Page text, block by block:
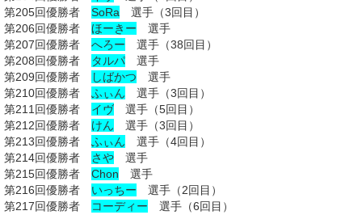
第205回優勝者 SoRa 選手（3回目）
第206回優勝者 ほーきー 選手
第207回優勝者 へろー 選手（38回目）
第208回優勝者
タルパ 選手
第209回優勝者
しばかつ 選手
第210回優勝者 ふぃん 選手（3回目）
第211回優勝者 イヴ 選手（5回目）
第212回優勝者 けん 選手 （3回目）
第213回優勝者 ふぃん 選手（4回目）
第214回優勝者 さや 選手
第215回優勝者 Chon 選手
第216回優勝者 いっちー 選手（2回目）
第217回優勝者
コーディー 選手（6回目）